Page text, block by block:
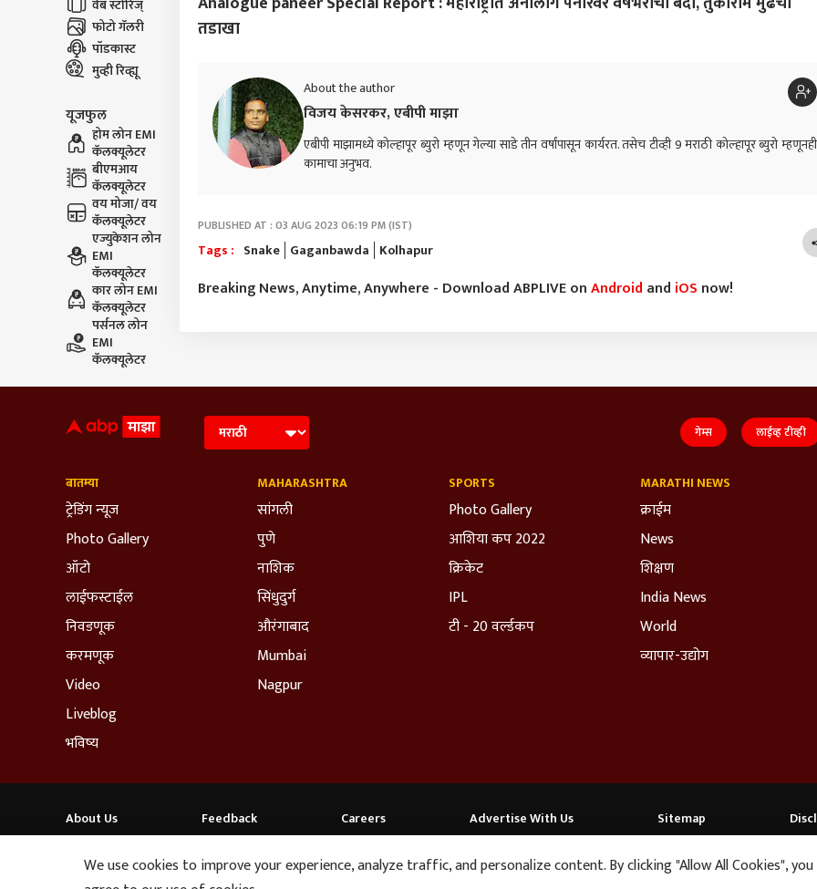
वेब स्टोरिज्
फोटो गॅलरी
पॉडकास्ट
मुव्ही रिव्ह्यू
यूजफुल
होम लोन EMI
कॅलक्यूलेटर
बीएमआय
कॅलक्यूलेटर
वय मोजा/ वय
कॅलक्यूलेटर
एज्युकेशन लोन
EMI
कॅलक्यूलेटर
कार लोन EMI
कॅलक्यूलेटर
पर्सनल लोन
EMI
कॅलक्यूलेटर
तडाखा
About the author
विजय केसरकर, एबीपी माझा
एबीपी माझामध्ये कोल्हापूर ब्युरो म्हणून गेल्या साडे तीन वर्षांपासून कार्यरत. तसेच टीव्ही 9 मराठी कोल्हापूर ब्युरो म्हणूनही
कामाचा अनुभव.
PUBLISHED AT : 03 AUG 2023 06:19 PM (IST)
Tags : Snake Gaganbawda Kolhapur
Breaking News, Anytime, Anywhere - Download ABPLIVE onAndroid and iOS now!
गेम्स लाईव्ह टीव्ही
बातम्या
ट्रेडिंग न्यूज
Photo Gallery
ऑटो
लाईफस्टाईल
निवडणूक
करमणूक
Video
Liveblog
भविष्य
MAHARASHTRA
सांगली
पुणे
नाशिक
सिंधुदुर्ग
औरंगाबाद
Mumbai
Nagpur
SPORTS
Photo Gallery
आशिया कप 2022
क्रिकेट
IPL
टी - 20 वर्ल्डकप
MARATHI NEWS
क्राईम
News
शिक्षण
India News
World
व्यापार-उद्योग
About Us Feedback Careers Advertise With Us Sitemap
ABP Network
ABP Live ABP न्यूज़
We use cookies to improve your experience, analyze traffic, and personalize content. By clicking "Allow All Cookies", you